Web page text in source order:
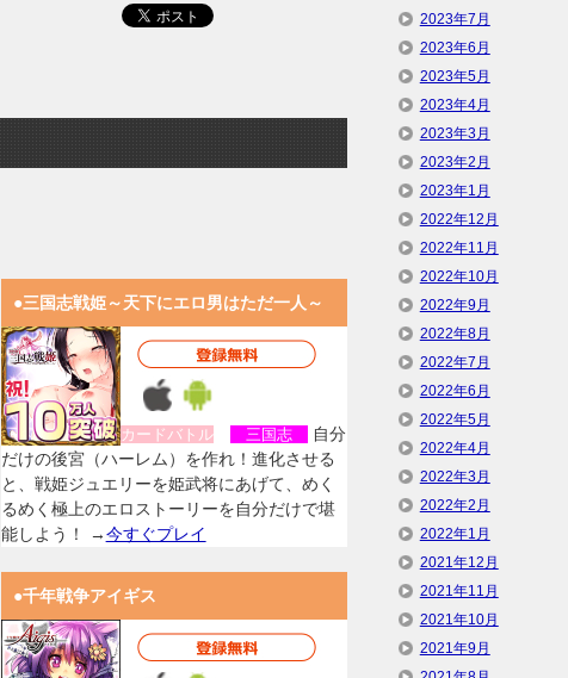
●三国志戦姫～天下にエロ男はただ一人～
カードバトル 三国志
自分
だけの後宮（ハーレム）を作れ！進化させる
と、戦姫ジュエリーを姫武将にあげて、めく
るめく極上のエロストーリーを自分だけで堪
能しよう！ →今すぐプレイ
●千年戦争アイギス
2023年7月
2023年6月
2023年5月
2023年4月
2023年3月
2023年2月
2023年1月
2022年12月
2022年11月
2022年10月
2022年9月
2022年8月
2022年7月
2022年6月
2022年5月
2022年4月
2022年3月
2022年2月
2022年1月
2021年12月
2021年11月
2021年10月
2021年9月